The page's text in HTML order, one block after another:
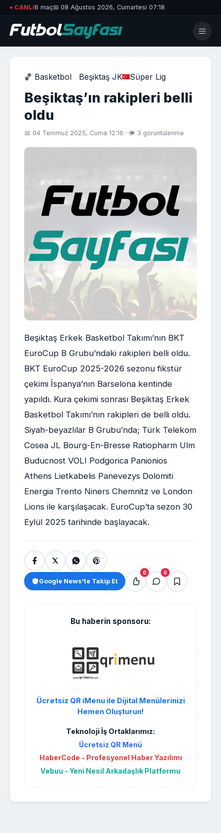
● CANLI6 maç📅 08 Ağustos 2026, Cumartesi 07:18
🏀 Basketbol Beşiktaş JK Süper Lig
Beşiktaş’ın rakipleri belli
oldu
📅 04 Temmuz 2025, Cuma 12:16 · 👁 3 görüntülenme
Beşiktaş Erkek Basketbol Takımı’nın BKT
EuroCup B Grubu’ndaki rakipleri belli oldu.
BKT EuroCup 2025-2026 sezonu fikstür
çekimi İspanya’nın Barselona kentinde
yapıldı. Kura çekimi sonrası Beşiktaş Erkek
Basketbol Takımı’nın rakipleri de belli oldu.
Siyah-beyazlılar B Grubu’nda; Türk Telekom
Cosea JL Bourg-En-Bresse Ratiopharm Ulm
Buducnost VOLI Podgorica Panionios
Athens Lietkabelis Panevezys Dolomiti
Energia Trento Niners Chemnitz ve London
Lions ile karşılaşacak. EuroCup’ta sezon 30
Eylül 2025 tarihinde başlayacak.
Google News'te Takip Et
0 0
Bu haberin sponsoru:
Ücretsiz QR iMenu ile Dijital Menülerinizi
Hemen Oluşturun!
Teknoloji İş Ortaklarımız:
Ücretsiz QR Menü
HaberCode - Profesyonel Haber Yazılımı
Vebuu - Yeni Nesil Arkadaşlık Platformu